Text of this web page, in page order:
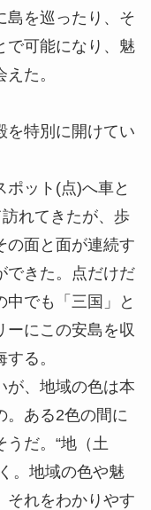
島を巡ったり、そ
で可能になり、魅
た。
を特別に開けてい
ット(点)へ車と
れてきたが、歩
の面と面が連続す
できた。点だけだ
中でも「三国」と
ーにこの安島を収
る。
、地域の色は本
。ある2色の間に
だ。“地（土
。地域の色や魅
それをわかりやす